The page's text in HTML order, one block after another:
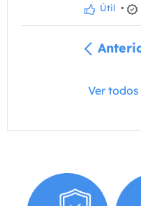
Útil •
Ver